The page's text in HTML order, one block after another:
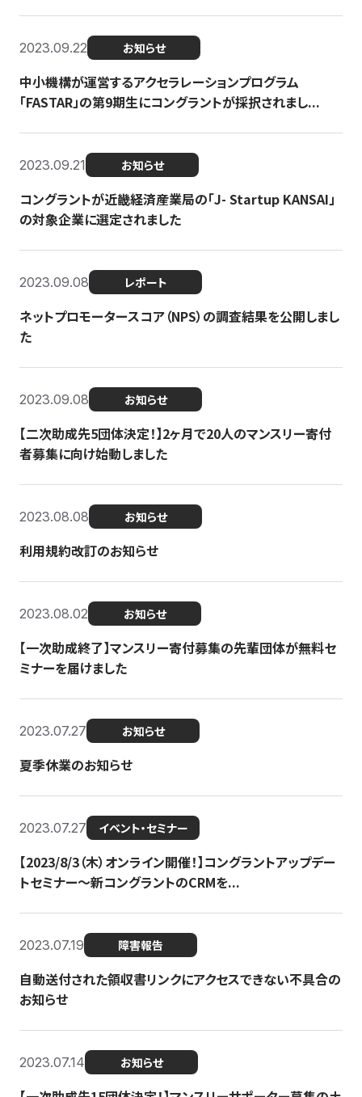
2023.09.22 お知らせ
中小機構が運営するアクセラレーションプログラム
「FASTAR」の第9期生にコングラントが採択されまし...
2023.09.21 お知らせ
コングラントが近畿経済産業局の「J- Startup KANSAI」
の対象企業に選定されました
2023.09.08 レポート
ネットプロモータースコア（NPS）の調査結果を公開しまし
た
2023.09.08 お知らせ
【二次助成先5団体決定！】2ヶ月で20人のマンスリー寄付
者募集に向け始動しました
2023.08.08 お知らせ
利用規約改訂のお知らせ
2023.08.02 お知らせ
【一次助成終了】マンスリー寄付募集の先輩団体が無料セ
ミナーを届けました
2023.07.27 お知らせ
夏季休業のお知らせ
2023.07.27 イベント・セミナー
【2023/8/3（木）オンライン開催！】コングラントアップデー
トセミナー〜新コングラントのCRMを...
2023.07.19 障害報告
自動送付された領収書リンクにアクセスできない不具合の
お知らせ
2023.07.14 お知らせ